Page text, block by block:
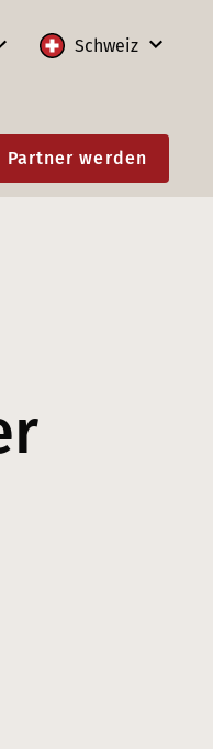
Schweiz
Deutschland
Partner werden